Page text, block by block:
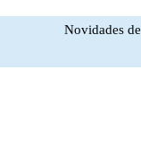
Novidades